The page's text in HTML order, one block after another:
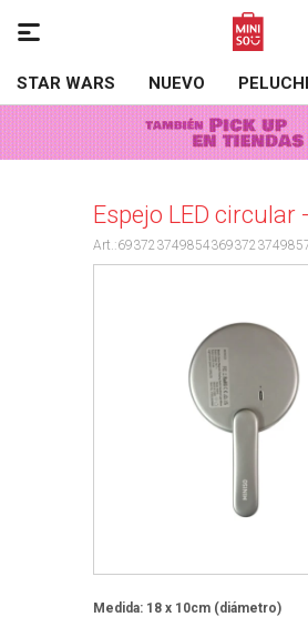
STAR WARS NUEVO

Espejo LED circular
Medida: 18 x 10cm (diámetro)